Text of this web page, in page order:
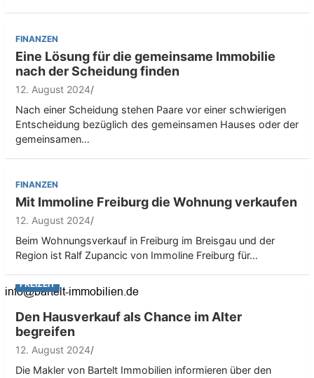
FINANZEN
Eine Lösung für die gemeinsame Immobilie
nach der Scheidung finden
12. August 2024
Nach einer Scheidung stehen Paare vor einer schwierigen
Entscheidung bezüglich des gemeinsamen Hauses oder der
gemeinsamen…
FINANZEN
Mit Immoline Freiburg die Wohnung verkaufen
12. August 2024
Beim Wohnungsverkauf in Freiburg im Breisgau und der
Region ist Ralf Zupancic von Immoline Freiburg für…
FREIZEIT
Den Hausverkauf als Chance im Alter
begreifen
12. August 2024
Die Makler von Bartelt Immobilien informieren über den